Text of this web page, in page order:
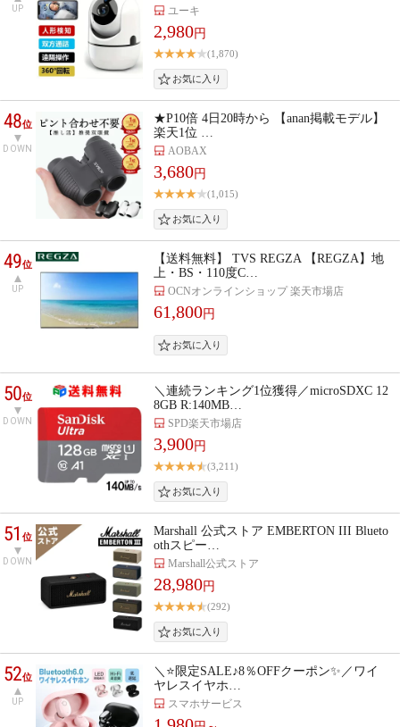
UP ユーキ
2,980円
(1,870)
48位
DOWN
★P10倍 4日20時から 【anan掲載モデル】
楽天1位 …
AOBAX
3,680円
(1,015)
49位
UP
【送料無料】 TVS REGZA 【REGZA】地
上・BS・110度C…
OCNオンラインショップ 楽天市場店
61,800円
50位
DOWN
＼連続ランキング1位獲得／microSDXC 12
8GB R:140MB…
SPD楽天市場店
3,900円
(3,211)
51位
DOWN
Marshall 公式ストア EMBERTON III Blueto
othスピー…
Marshall公式ストア
28,980円
(292)
52位
UP
＼⭐限定SALE♪8％OFFクーポン✨／ワイ
ヤレスイヤホ…
スマホサービス